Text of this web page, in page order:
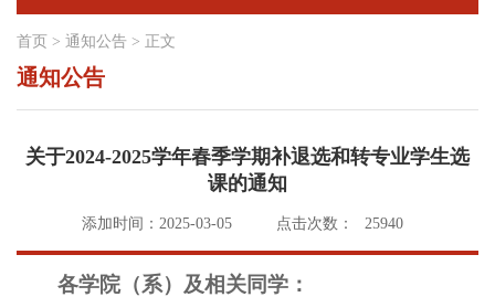
首页 > 通知公告 > 正文
通知公告
关于2024-2025学年春季学期补退选和转专业学生选
课的通知
添加时间：2025-03-05 点击次数： 25940
各学院（系）及相关同学：